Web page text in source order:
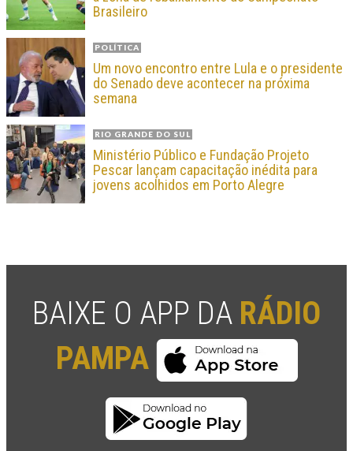
Brasileiro
POLÍTICA
Um novo encontro entre Lula e o presidente
do Senado deve acontecer na próxima
semana
RIO GRANDE DO SUL
Ministério Público e Fundação Projeto
Pescar lançam capacitação inédita para
jovens acolhidos em Porto Alegre
BAIXE O APP DA RÁDIO
PAMPA